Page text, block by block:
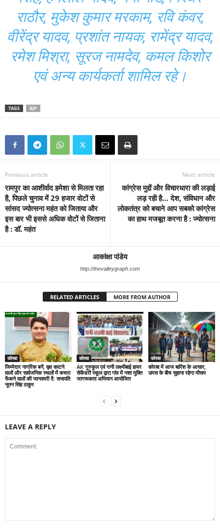
राठौर, मुकेश कुमार मरकाम, रवि कंवर,
वीरेंद्र यादव, प्रशांत नायक, रामेंद्र यादव,
रमेश मिश्रा, सूरज नामदेव, कमल किशोर
एवं अन्य कार्यकर्ता शामिल रहे।
TAGS BJP
Previous article
रामपुर का आशीर्वाद हमेशा से मिलता रहा
है, पिछले चुनाव में 29 हजार वोटों से
सांसद ज्योत्सना महंत को जिताया और
इस बार भी इससे अधिक वोटों से जिताना
है : डॉ. महंत
Next article
कांग्रेस मुद्दों और विचारधारा की लड़ाई
लड़ रही है… देश, संविधान और
लोकतंत्र को बचाने आप सबको कांग्रेस
का हाथ मजबूत करना है : ज्योत्सना
आकांक्षा पांडेय
http://thevalleygraph.com
RELATED ARTICLES MORE FROM AUTHOR
कोरबा
जिम्मेदार नागरिक बनें, वृक्ष काटने
वालों और सार्वजनिक स्थलों में कचरा
फेंकने वालों की जानकारी दें: सभापति
नूतन सिंह ठाकुर
कोरबा
AK गुरुकुल एवं रानी लक्ष्मीबाई हायर
सेकेंडरी स्कूल द्वारा गांव में नशा मुक्ति
जागरूकता अभियान आयोजित
कोरबा
कोरबा में आज बारिश के आसार,
उमस के बीच सुहाना रहेगा मौसम
LEAVE A REPLY